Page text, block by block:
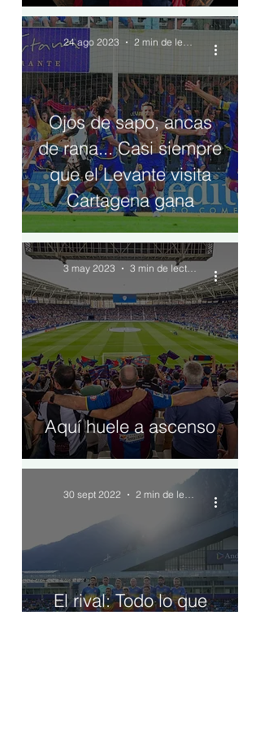
Ojos de sapo, ancas
de rana... Casi siempre
que el Levante visita
Cartagena gana
24 ago 2023 2 min de lectura
Aquí huele a ascenso
3 may 2023 3 min de lectura
El rival: Todo lo que
30 sept 2022 2 min de lectura